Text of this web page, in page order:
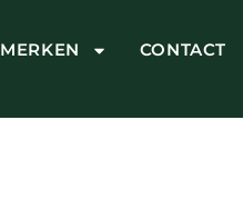
MERKEN CONTACT